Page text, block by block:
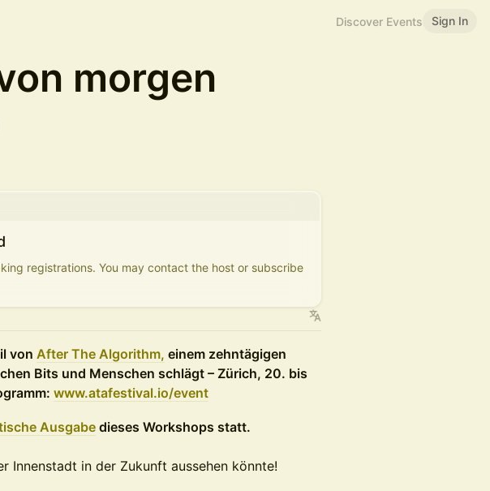
Discover Events Sign In
morgen
registrations. You may contact the host or subscribe
von After The Algorithm, einem zehntägigen
Bits und Menschen schlägt – Zürich, 20. bis
www.atafestival.io/event
Ausgabedieses Workshops statt.
Innenstadt in der Zukunft aussehen könnte!